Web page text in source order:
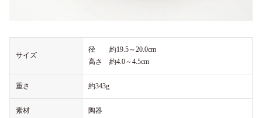
サイズ
径 約19.5～20.0cm
高さ 約4.0～4.5cm
重さ 約343g
素材 陶器